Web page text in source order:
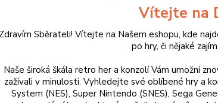
Lego Lord of the
Vítejte na
Zdravím Sběrateli! Vítejte na Našem eshopu, kde
po hry, či nějaké
Naše široká škála retro her a konzolí Vám umožní
zažívali v minulosti. Vyhledejte své oblíbené hry a
System (NES), Super Nintendo (SNES), Sega